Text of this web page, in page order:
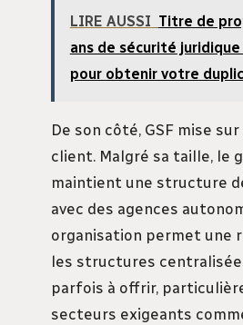
LIRE AUSSI Titre de
ans de sécurité
pour obtenir votre
De son côté, GSF mise
client. Malgré sa taille, le
maintient une structure
avec des agences
organisation permet une
les structures
parfois à offrir,
secteurs exigeants